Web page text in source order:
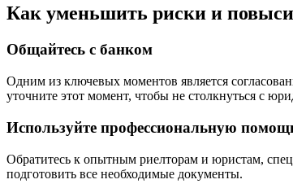
Как уменьшить риски и
Общайтесь с банком
Одним из ключевых моментов является
уточните этот момент, чтобы не столкнуться с
Используйте профессиональную
Обратитесь к опытным риелторам и юристам,
подготовить все необходимые документы.